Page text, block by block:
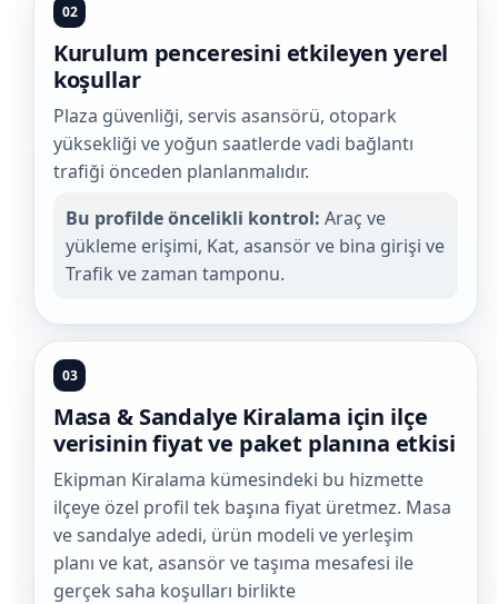
02
Kurulum penceresini etkileyen yerel
koşullar
Plaza güvenliği, servis asansörü, otopark
yüksekliği ve yoğun saatlerde vadi bağlantı
trafiği önceden planlanmalıdır.
Bu profilde öncelikli kontrol: Araç ve
yükleme erişimi, Kat, asansör ve bina girişi ve
Trafik ve zaman tamponu.
03
Masa & Sandalye Kiralama için ilçe
verisinin fiyat ve paket planına etkisi
Ekipman Kiralama kümesindeki bu hizmette
ilçeye özel profil tek başına fiyat üretmez. Masa
ve sandalye adedi, ürün modeli ve yerleşim
planı ve kat, asansör ve taşıma mesafesi ile
gerçek saha koşulları birlikte